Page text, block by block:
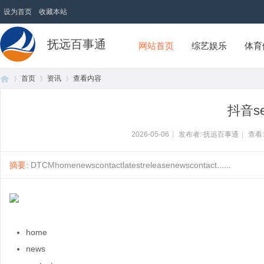
设为首页 收藏本站
抚远百事通 网站首页 综艺娱乐 体
首页 资讯 查看内容
抖音
2026-05-06 发布者: 抚远百事通 查
摘要: DTCMhomenewscontactlatestreleasenewscontact......
home
news